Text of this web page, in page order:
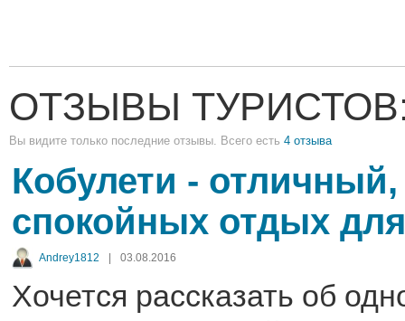
ОТЗЫВЫ
Вы видите только последние отзывы. Всего есть 4 отзыва
Кобулети -
спокойных отдых
Andrey1812 | 03.08.2016
Хочется рассказать об